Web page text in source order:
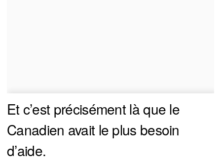
Et c’est précisément là que le
Canadien avait le plus besoin
d’aide.